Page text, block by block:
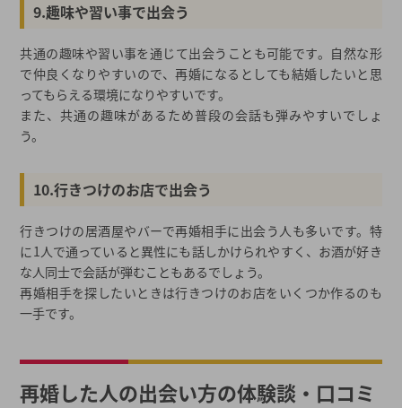
9.趣味や習い事で出会う
共通の趣味や習い事を通じて出会うことも可能です。自然な形
で仲良くなりやすいので、再婚になるとしても結婚したいと思
ってもらえる環境になりやすいです。
また、共通の趣味があるため普段の会話も弾みやすいでしょ
う。
10.行きつけのお店で出会う
行きつけの居酒屋やバーで再婚相手に出会う人も多いです。特
に1人で通っていると異性にも話しかけられやすく、お酒が好き
な人同士で会話が弾むこともあるでしょう。
再婚相手を探したいときは行きつけのお店をいくつか作るのも
一手です。
再婚した人の出会い方の体験談・口コミ